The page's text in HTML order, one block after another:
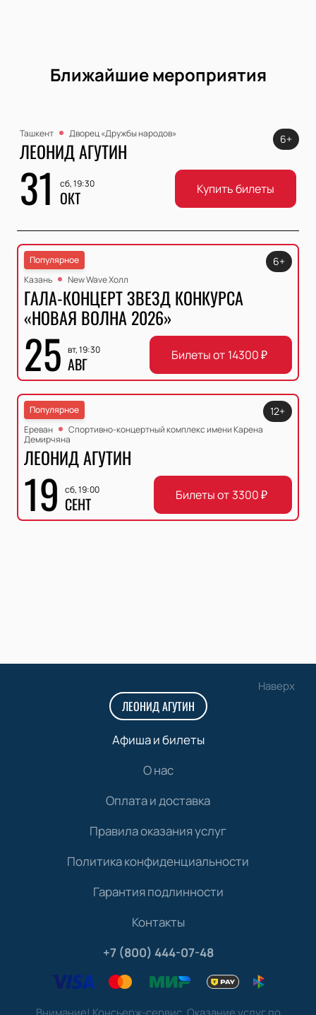
Ближайшие мероприятия
Ташкент Дворец «Дружбы народов»
ЛЕОНИД АГУТИН
31 сб, 19:30
ОКТ
6+
Купить билеты
Популярное
Казань
New Wave Холл
ГАЛА-КОНЦЕРТ ЗВЕЗД КОНКУРСА
«НОВАЯ ВОЛНА 2026»
25 вт, 19:30
АВГ
6+
Билеты от 14300₽
Популярное
Ереван
Спортивно-концертный комплекс имени Карена
Демирчяна
ЛЕОНИД АГУТИН
19 сб, 19:00
СЕНТ
12+
Билеты от 3300₽
Наверх
ЛЕОНИД АГУТИН
Афиша и билеты
О нас
Оплата и доставка
Правила оказания услуг
Политика конфиденциальности
Гарантия подлинности
Контакты
+7 (800) 444-07-48